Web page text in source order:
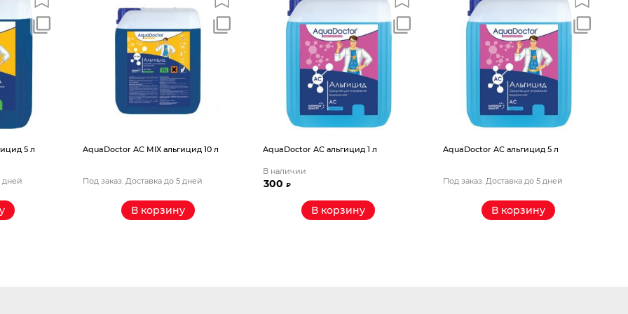
MIX альгицид 10 л
до 5 дней
В корзину
AquaDoctor AС альгицид 1 л
300₽
В корзину
AquaDoctor AС альгицид 5 л
В корзину
AquaDoctor AС альгицид 10 л
Под заказ. Доставка до 5 дней
В корзину